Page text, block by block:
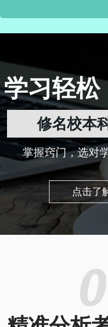
学习轻松
修名校本
掌握窍门，选对
点击了